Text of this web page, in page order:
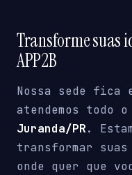
Transforme suas
APP2B
Nossa sede fica
atendemos todo
Juranda/PR.
transformar
onde quer que